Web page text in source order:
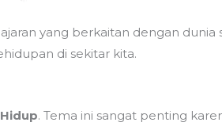
yang berkaitan dengan dunia
di sekitar kita.
. Tema ini sangat penting